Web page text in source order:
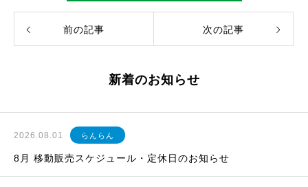
前の記事 次の記事
新着のお知らせ
2026.08.01 らんらん
8月 移動販売スケジュール・定休日のお知らせ